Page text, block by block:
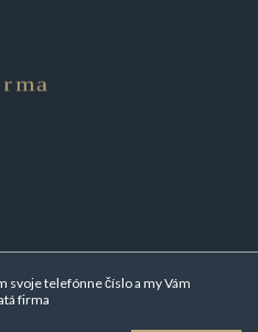
svoje telefónne číslo a my Vám
firma